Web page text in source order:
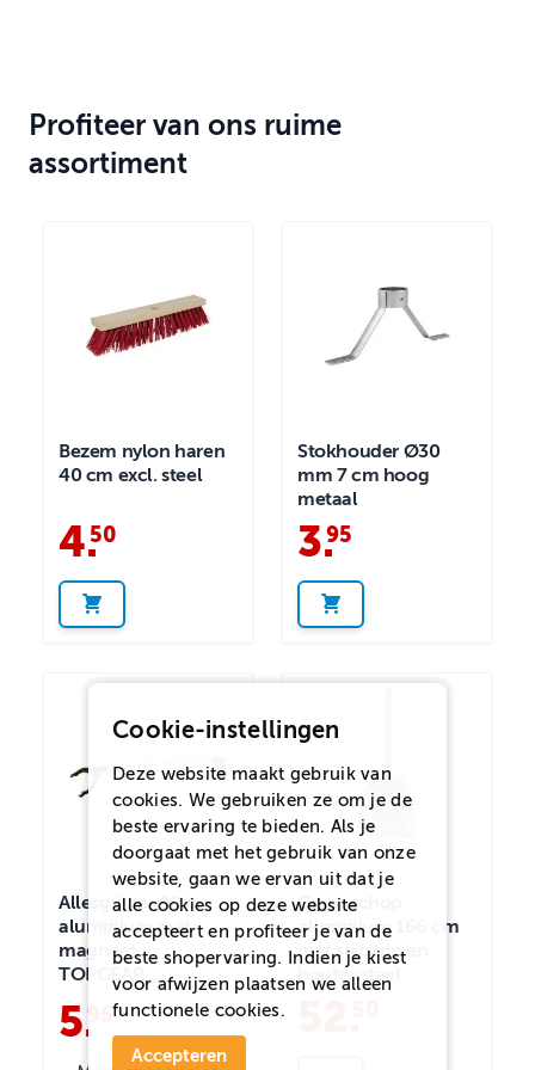
Profiteer van ons ruime
assortiment
Bezem nylon haren
40 cm excl. steel
4.
50
Stokhouder Ø30
mm 7 cm hoog
metaal
3.
95
Allesgrijper 90 cm
aluminium met
magneet -
TOPGEAR
5.95
Graanschop
aluminium 166 cm
met slijtstrip en
houtensteel
Cookie-instellingen
Deze website maakt gebruik van
cookies. We gebruiken ze om je de
beste ervaring te bieden. Als je
doorgaat met het gebruik van onze
website, gaan we ervan uit dat je
alle cookies op deze website
accepteert en profiteer je van de
beste shopervaring. Indien je kiest
voor afwijzen plaatsen we alleen
functionele cookies.
Accepteren